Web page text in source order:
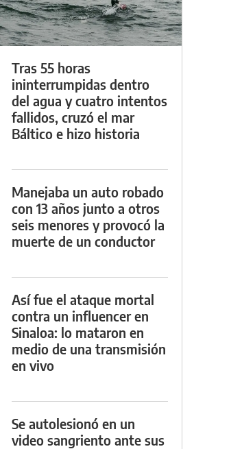
Tras 55 horas
ininterrumpidas dentro
del agua y cuatro intentos
fallidos, cruzó el mar
Báltico e hizo historia
Manejaba un auto robado
con 13 años junto a otros
seis menores y provocó la
muerte de un conductor
Así fue el ataque mortal
contra un influencer en
Sinaloa: lo mataron en
medio de una transmisión
en vivo
Se autolesionó en un
video sangriento ante sus